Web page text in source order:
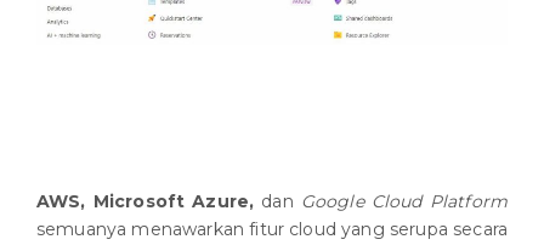
AWS, Microsoft Azure, dan Google Cloud Platform
semuanya menawarkan fitur cloud yang serupa secara